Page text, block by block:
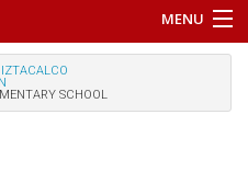
MENU
IZTACALCO
SCHOOL